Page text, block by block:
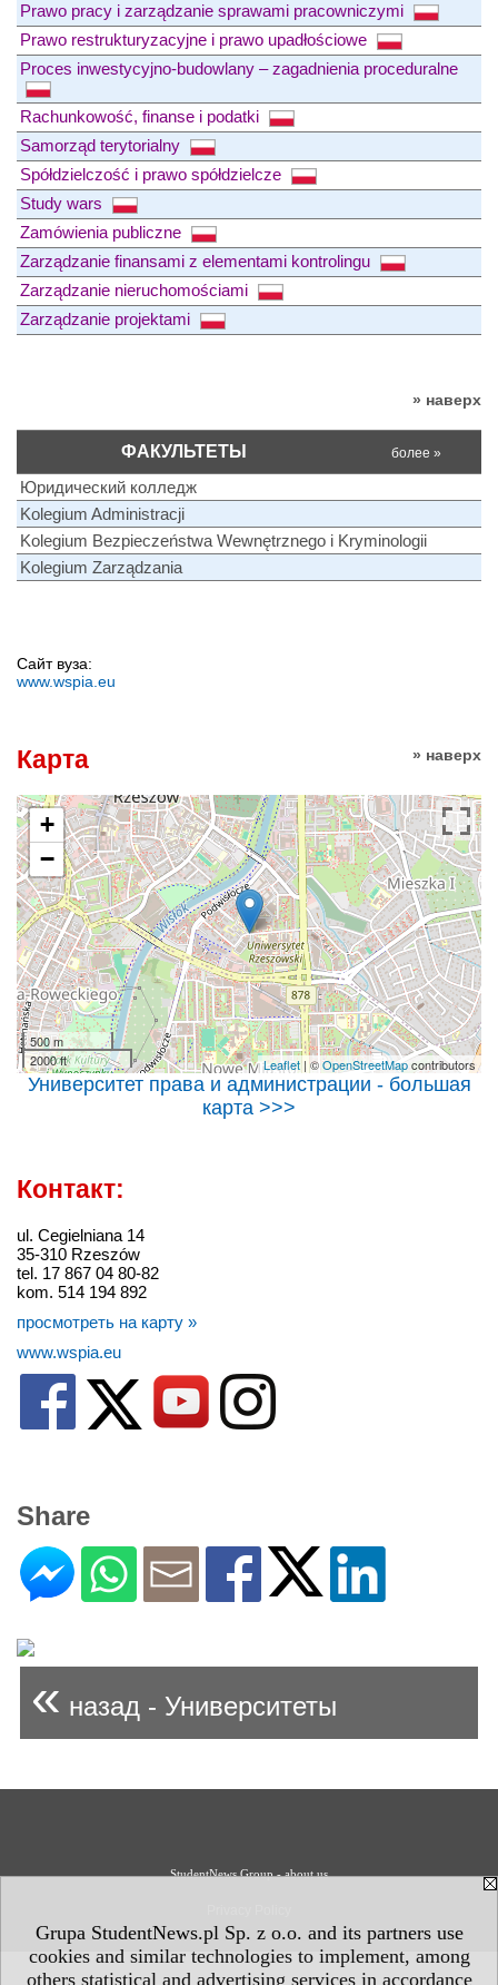
Grupa StudentNews.pl Sp. z o.o. and its partners use
cookies and similar technologies to implement, among
others statistical and advertising services in accordance
Prawo pracy i zarządzanie sprawami pracowniczymi
Prawo restrukturyzacyjne i prawo upadłościowe
Proces inwestycyjno-budowlany – zagadnienia proceduralne
Rachunkowość, finanse i podatki
Samorząd terytorialny
Spółdzielczość i prawo spółdzielcze
Study wars
Zamówienia publiczne
Zarządzanie finansami z elementami kontrolingu
Zarządzanie nieruchomościami
Zarządzanie projektami
» наверх
ФАКУЛЬТЕТЫ более »
Юридический колледж
Kolegium Administracji
Kolegium Bezpieczeństwa Wewnętrznego i Kryminologii
Kolegium Zarządzania
Сайт вуза:
www.wspia.eu
» наверх
Карта
+
−
500 m
2000 ft
Leaflet | ©OpenStreetMapcontributors
Университет права и администрации - большая
карта >>>
Контакт:
ul. Cegielniana 14
35-310 Rzeszów
tel. 17 867 04 80-82
kom. 514 194 892
просмотреть на карту »
www.wspia.eu
Share
« назад - Университеты
StudentNews Group - about us